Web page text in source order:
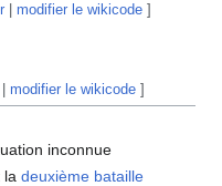
|modifier le wikicode ]
|modifier le wikicode ]
inconnue
ladeuxième bataille